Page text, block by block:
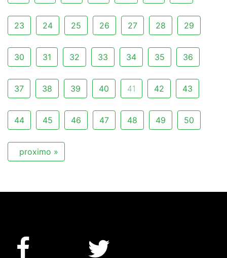
23 24 25 26 27 28 29
30 31 32 33 34 35 36
37 38 39 40 41 42 43
44 45 46 47 48 49 50
proximo »